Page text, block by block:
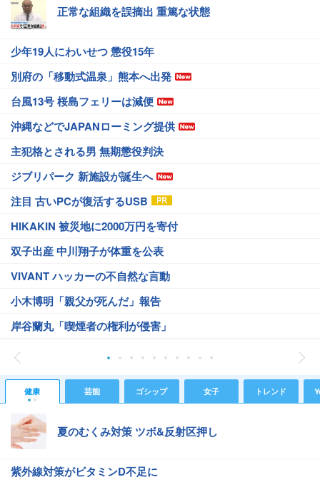
正常な組織を誤摘出 重篤な状態
少年19人にわいせつ 懲役15年
別府の「移動式温泉」熊本へ出発
台風13号 桜島フェリーは減便
沖縄などでJAPANローミング提供
主犯格とされる男 無期懲役判決
ジブリパーク 新施設が誕生へ
注目 古いPCが復活するUSB
HIKAKIN 被災地に2000万円を寄付
双子出産 中川翔子が体重を公表
VIVANT ハッカーの不自然な言動
小木博明「親父が死んだ」報告
岸谷蘭丸「喫煙者の権利が侵害」
健康 芸能 ゴシップ 女子 トレンド
夏のむくみ対策 ツボ&反射区押し
紫外線対策がビタミンD不足に